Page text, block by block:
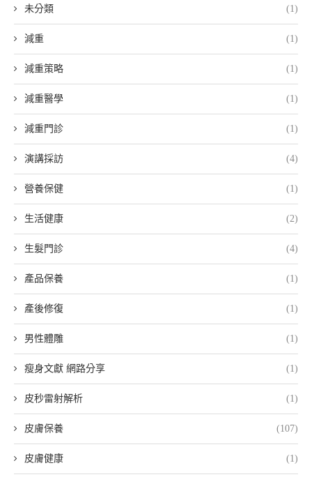
未分類 (1)
減重 (1)
減重策略 (1)
減重醫學 (1)
減重門診 (1)
演講採訪 (4)
營養保健 (1)
生活健康 (2)
生髮門診 (4)
產品保養 (1)
產後修復 (1)
男性體雕 (1)
瘦身文獻 網路分享 (1)
皮秒雷射解析 (1)
皮膚保養 (107)
皮膚健康 (1)